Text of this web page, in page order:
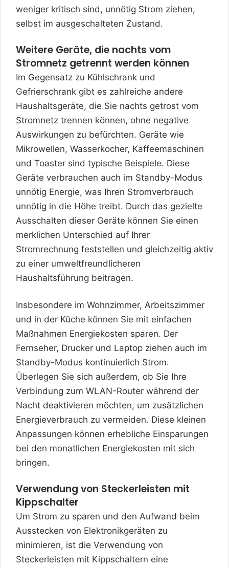
weniger kritisch sind, unnötig Strom ziehen,
selbst im ausgeschalteten Zustand.
Weitere Geräte, die nachts vom
Stromnetz getrennt werden können
Im Gegensatz zu Kühlschrank und
Gefrierschrank gibt es zahlreiche andere
Haushaltsgeräte, die Sie nachts getrost vom
Stromnetz trennen können, ohne negative
Auswirkungen zu befürchten. Geräte wie
Mikrowellen, Wasserkocher, Kaffeemaschinen
und Toaster sind typische Beispiele. Diese
Geräte verbrauchen auch im Standby-Modus
unnötig Energie, was Ihren Stromverbrauch
unnötig in die Höhe treibt. Durch das gezielte
Ausschalten dieser Geräte können Sie einen
merklichen Unterschied auf Ihrer
Stromrechnung feststellen und gleichzeitig aktiv
zu einer umweltfreundlicheren
Haushaltsführung beitragen.
Insbesondere im Wohnzimmer, Arbeitszimmer
und in der Küche können Sie mit einfachen
Maßnahmen Energiekosten sparen. Der
Fernseher, Drucker und Laptop ziehen auch im
Standby-Modus kontinuierlich Strom.
Überlegen Sie sich außerdem, ob Sie Ihre
Verbindung zum WLAN-Router während der
Nacht deaktivieren möchten, um zusätzlichen
Energieverbrauch zu vermeiden. Diese kleinen
Anpassungen können erhebliche Einsparungen
bei den monatlichen Energiekosten mit sich
bringen.
Verwendung von Steckerleisten mit
Kippschalter
Um Strom zu sparen und den Aufwand beim
Ausstecken von Elektronikgeräten zu
minimieren, ist die Verwendung von
Steckerleisten mit Kippschaltern eine